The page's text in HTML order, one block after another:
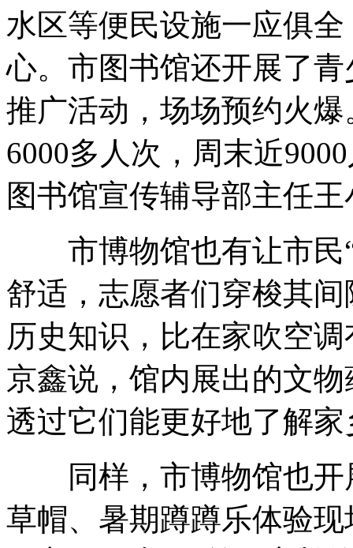
水区等便民设施一应俱
心。市图书馆还开展了
推广活动，场场预约火
6000多人次，周末近
图书馆宣传辅导部主任
市博物馆也有让市民“
舒适，志愿者们穿梭其
历史知识，比在家吹空
京鑫说，馆内展出的文
透过它们能更好地了解家
同样，市博物馆也开
草帽、暑期蹲蹲乐体验